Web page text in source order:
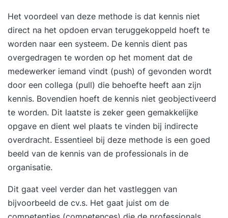
informatieplanning kun je interne audits uitvoeren
heb je inzicht in de informatie uit
bedrijfsprocessen ben je in staat om
georganiseerd te verbeteren kun je een
informatiesysteem opzetten ben je in staat om
effectief gegevens te verzamelen Programma
Tijdens deze hbo-opleiding komen de volgende
modules aan bod: Inhoud van Module 1 Module -
HBO Bestuurlijke Informatievoorziening
Organisatie, informatie en bestuurlijke
informatievoorziening Interne controle en interne
beheersing Opstellen informatiebeleid Kwaliteit
van bestuurlijke informatie Borgen van
betrouwbaarheid van de informatie Interne audits
inkopen, verkopen en voorraden
Het voordeel van deze methode is dat kennis niet
direct na het opdoen ervan teruggekoppeld hoeft te
worden naar een systeem. De kennis dient pas
overgedragen te worden op het moment dat de
medewerker iemand vindt (push) of gevonden wordt
door een collega (pull) die behoefte heeft aan zijn
kennis. Bovendien hoeft de kennis niet geobjectiveerd
te worden. Dit laatste is zeker geen gemakkelijke
opgave en dient wel plaats te vinden bij indirecte
overdracht. Essentieel bij deze methode is een goed
beeld van de kennis van de professionals in de
organisatie.
Dit gaat veel verder dan het vastleggen van
bijvoorbeeld de cv.s. Het gaat juist om de